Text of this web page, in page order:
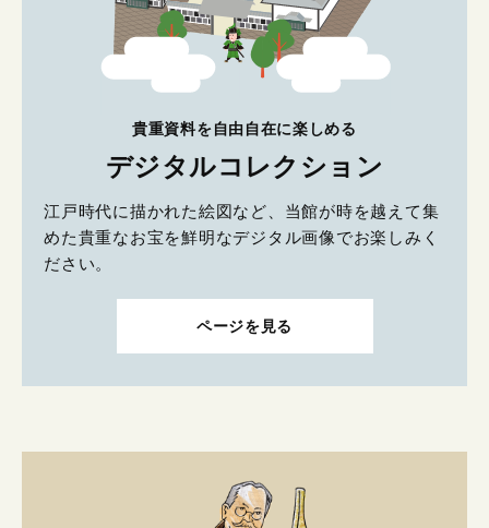
貴重資料を自由自在に楽しめる
デジタルコレクション
江戸時代に描かれた絵図など、当館が時を越えて集
めた貴重なお宝を鮮明なデジタル画像でお楽しみく
ださい。
ページを見る